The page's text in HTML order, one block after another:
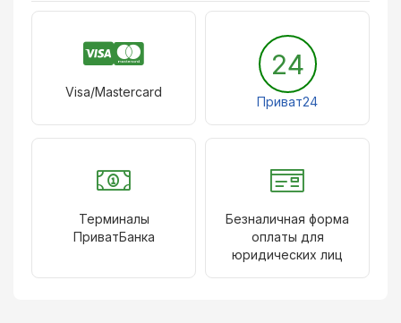
Visa/Mastercard
24
Приват24
Терминалы
ПриватБанка
Безналичная форма
оплаты для
юридических лиц